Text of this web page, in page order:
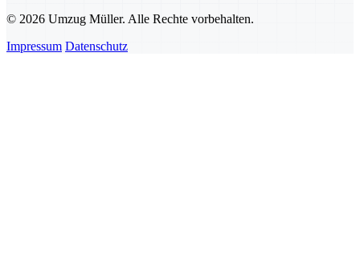
© 2026 Umzug Müller. Alle Rechte vorbehalten.
Impressum Datenschutz